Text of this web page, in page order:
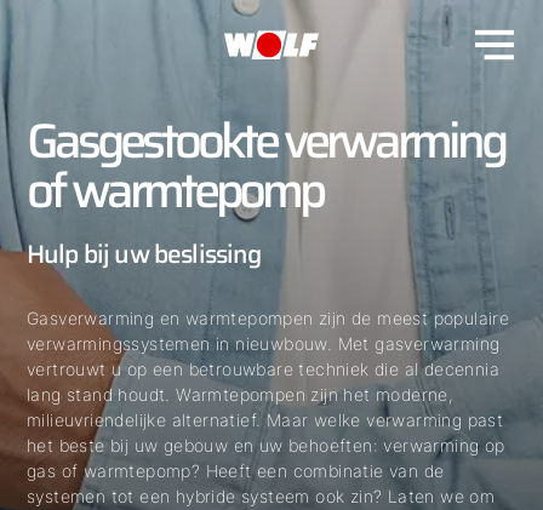
Gasgestookte verwarming
of warmtepomp
Hulp bij uw beslissing
Gasverwarming en warmtepompen zijn de meest populaire
verwarmingssystemen in nieuwbouw. Met gasverwarming
vertrouwt u op een betrouwbare techniek die al decennia
lang stand houdt. Warmtepompen zijn het moderne,
milieuvriendelijke alternatief. Maar welke verwarming past
het beste bij uw gebouw en uw behoeften: verwarming op
gas of warmtepomp? Heeft een combinatie van de
systemen tot een hybride systeem ook zin? Laten we om